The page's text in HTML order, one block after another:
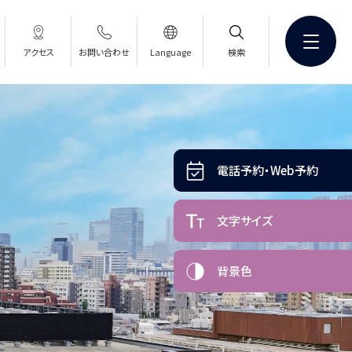
アクセス お問い合わせ Language 検索
電話予約・Web予約
文字サイズ
背景色
電話予約・Web予約
文字サイズ
背景色